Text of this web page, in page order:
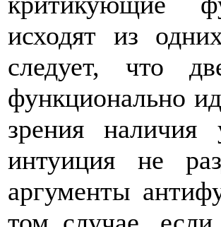
исходят из
следует, что
функционально
зрения
интуиция не
аргументы